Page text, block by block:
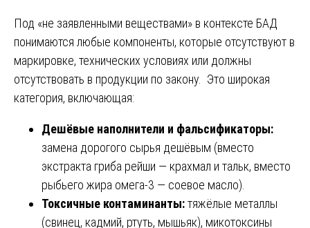
Под «не заявленными веществами» в контексте БАД
понимаются любые компоненты, которые отсутствуют в
маркировке, технических условиях или должны
отсутствовать в продукции по закону. Это широкая
категория, включающая:
Дешёвые наполнители и фальсификаторы:
замена дорогого сырья дешёвым (вместо
экстракта гриба рейши — крахмал и тальк, вместо
рыбьего жира омега-3 — соевое масло).
Токсичные контаминанты:тяжёлые металлы
(свинец, кадмий, ртуть, мышьяк), микотоксины